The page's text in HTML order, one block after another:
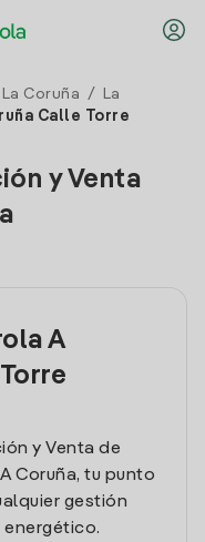
La Coruña /
La
Calle Torre
y Venta
A
y Venta de
Coruña, tu punto
gestión
energético.